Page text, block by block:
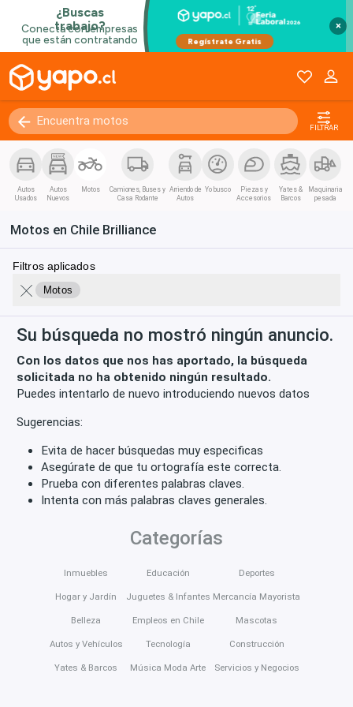
×
FILTRAR
Autos
Usados
Autos
Nuevos
Motos
Camiones, Buses y
Casa Rodante
Arriendo de
Autos
Yo busco
Piezas y
Accesorios
Yates &
Barcos
Maquinaria
pesada
Motos en Chile Brilliance
Filtros aplicados
Motos
Su búsqueda no mostró ningún anuncio.
Con los datos que nos has aportado, la búsqueda
solicitada no ha obtenido ningún resultado.
Puedes intentarlo de nuevo introduciendo nuevos datos
Sugerencias:
Evita de hacer búsquedas muy especificas
Asegúrate de que tu ortografía este correcta.
Prueba con diferentes palabras claves.
Intenta con más palabras claves generales.
Categorías
Inmuebles
Hogar y Jardín
Belleza
Autos y Vehículos
Yates & Barcos
Educación
Juguetes & Infantes
Empleos en Chile
Tecnología
Música Moda Arte
Deportes
Mercancía Mayorista
Mascotas
Construcción
Servicios y Negocios